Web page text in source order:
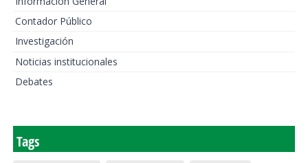
Contador Público
Investigación
Noticias institucionales
Debates
Tags